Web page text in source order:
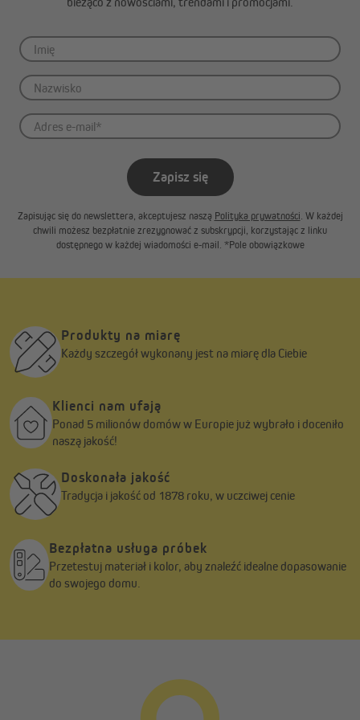
Uwaga:
awaryjnych, np. podczas przerwy w dostawie prądu.
ustawić je zgodnie z instrukcją.
Trzy możliwości montażu
Standardowo markiza przeznaczona jest do montażu na ścianie,
ale można ją również zamontować do sufitu lub do krokwi
Regulowany kąt nachylenia
Kąt nachylenia można płynnie regulować w zakresie od 0° do
Uwaga:
Do regulacji wymagane są dwie osoby.
Zapisz się
Zapisując się do newslettera, akceptujesz naszą Polityka prywatności. W każdej
chwili możesz bezpłatnie zrezygnować z subskrypcji, korzystając z linku
dostępnego w każdej wiadomości e-mail. *Pole obowiązkowe
Produkty na miarę
Każdy szczegół wykonany jest na miarę dla Ciebie
Klienci nam ufają
Ponad 5 milionów domów w Europie już wybrało i doceniło
naszą jakość!
Doskonała jakość
Tradycja i jakość od 1878 roku, w uczciwej cenie
Bezpłatna usługa próbek
Przetestuj materiał i kolor, aby znaleźć idealne dopasowanie
do swojego domu.